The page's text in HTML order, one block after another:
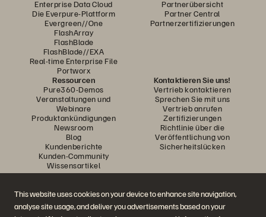
This website uses cookies on your device to enhance site navigation,
analyse site usage, and deliver you advertisements based on your
Enterprise Data Cloud
Die Everpure-Plattform
Evergreen//One
FlashArray
FlashBlade
FlashBlade//EXA
Real-time Enterprise File
Portworx
Partnerübersicht
Partner Central
Partnerzertifizierungen
Ressourcen
Pure360-Demos
Veranstaltungen und
Webinare
Produktankündigungen
Newsroom
Blog
Kundenberichte
Kunden-Community
Wissensartikel
Kontaktieren Sie uns!
Vertrieb kontaktieren
Sprechen Sie mit uns
Vertrieb anrufen
Zertifizierungen
Richtlinie über die
Veröffentlichung von
Sicherheitslücken
Diskutiere mit
Folgen Sie den Everpure Social Media Kanälen